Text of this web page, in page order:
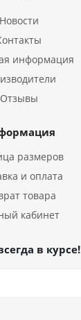
Новости
информация
Отзывы
размеров
и оплата
товара
кабинет
в курсе!